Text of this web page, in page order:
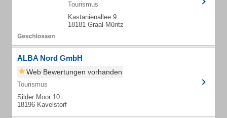
Tourismus
Kastanienallee 9
18181 Graal-Müritz
ALBA Nord GmbH
Web Bewertungen vorhanden
Tourismus
Silder Moor 10
18196 Kavelstorf